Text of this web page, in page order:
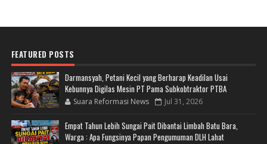
FEATURED POSTS
Darmansyah, Petani Kecil yang Berharap Keadilan Usai
Kebunnya Digilas Mesin PT Pama Subkobtraktor PTBA
Suara Reformasi News Jul 31, 2026
Empat Tahun Lebih Sungai Pait Dibantai Limbah Batu Bara,
Warga : Apa Fungsinya Papan Pengumuman DLH Lahat